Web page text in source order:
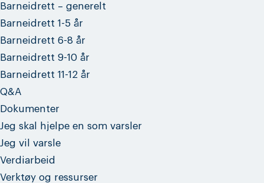
Barneidrett – generelt
Barneidrett 1-5 år
Barneidrett 6-8 år
Barneidrett 9-10 år
Barneidrett 11-12 år
Q&A
Dokumenter
Jeg skal hjelpe en som varsler
Jeg vil varsle
Verdiarbeid
Verktøy og ressurser